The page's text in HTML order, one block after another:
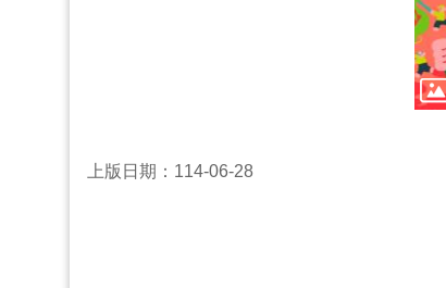
上版日期：114-06-28